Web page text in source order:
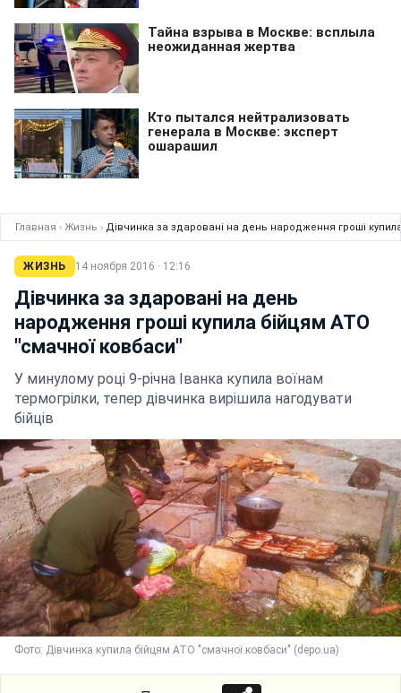
Главная › Жизнь › Дівчинка за здаровані на день народження гроші
ЖИЗНЬ 14 ноября 2016 · 12:16
Дівчинка за здаровані на день
народження гроші купила бійцям АТО
"смачної ковбаси"
У минулому році 9-річна Іванка купила воїнам
термогрілки, тепер дівчинка вирішила нагодувати
бійців
Фото: Дівчинка купила бійцям АТО "смачної ковбаси" (depo.ua)